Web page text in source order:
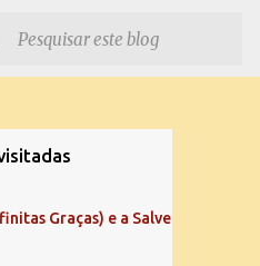
Graças) e a Salve